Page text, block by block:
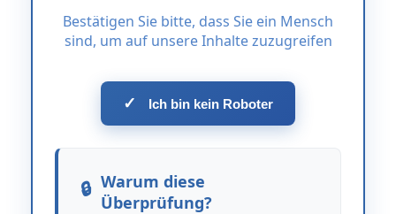
Bestätigen Sie bitte, dass Sie ein Mensch
sind, um auf unsere Inhalte zuzugreifen
✓ Ich bin kein Roboter
Warum diese
Überprüfung?